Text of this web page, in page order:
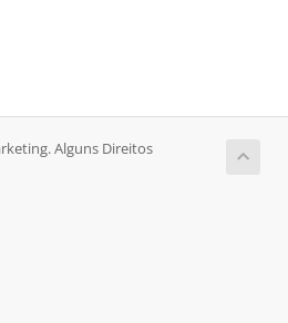
Alguns Direitos